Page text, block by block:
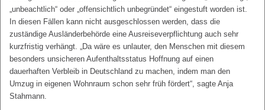
„unbeachtlich“ oder „offensichtlich unbegründet“ eingestuft worden ist.
In diesen Fällen kann nicht ausgeschlossen werden, dass die
zuständige Ausländerbehörde eine Ausreiseverpflichtung auch sehr
kurzfristig verhängt. „Da wäre es unlauter, den Menschen mit diesem
besonders unsicheren Aufenthaltsstatus Hoffnung auf einen
dauerhaften Verbleib in Deutschland zu machen, indem man den
Umzug in eigenen Wohnraum schon sehr früh fördert“, sagte Anja
Stahmann.